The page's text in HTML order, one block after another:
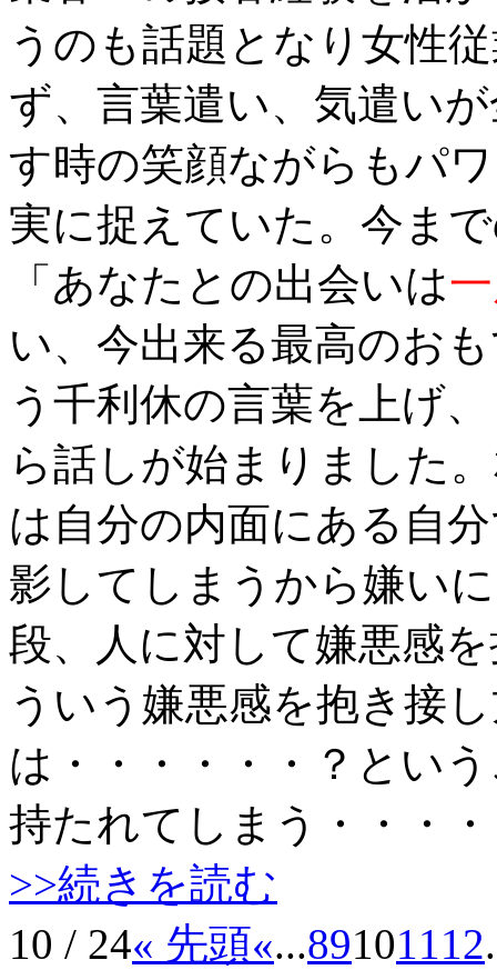
うのも話題となり女性
ず、言葉遣い、気遣い
す時の笑顔ながらもパ
実に捉えていた。今ま
「あなたとの出会いは
い、今出来る最高のお
う千利休の言葉を上げ
ら話しが始まりました
は自分の内面にある自
影してしまうから嫌い
段、人に対して嫌悪感
ういう嫌悪感を抱き接
は・・・・・・？とい
持たれてしまう・・・
>>続きを読む
10 / 24« 先頭«...89101112